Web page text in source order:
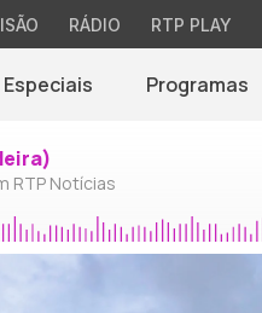
RÁDIO RTP PLAY
Especiais Programas
RTP Notícias